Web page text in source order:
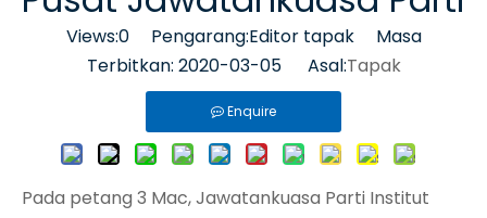
Views:0Pengarang:Editor tapak Masa
Terbitkan: 2020-03-05 Asal:Tapak
Enquire
Pada petang 3 Mac, Jawatankuasa Parti Institut